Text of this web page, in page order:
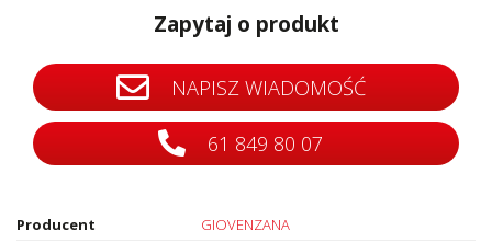
Zapytaj o produkt
NAPISZ WIADOMOŚĆ
61 849 80 07
Producent
GIOVENZANA